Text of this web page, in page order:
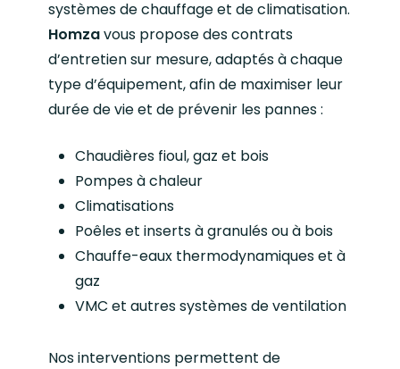
systèmes de chauffage et de climatisation.
Homzavous propose des contrats
d’entretien sur mesure, adaptés à chaque
type d’équipement, afin de maximiser leur
durée de vie et de prévenir les pannes :
Chaudières fioul, gaz et bois
Pompes à chaleur
Climatisations
Poêles et inserts à granulés ou à bois
Chauffe-eaux thermodynamiques et à
gaz
VMC et autres systèmes de ventilation
Nos interventions permettent de